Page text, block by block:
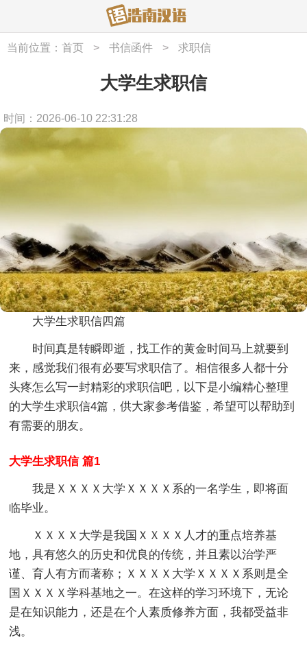
当前位置： 首页 > 书信函件 > 求职信
大学生求职信
时间：2026-06-10 22:31:28
大学生求职信四篇
时间真是转瞬即逝，找工作的黄金时间马上就要到
来，感觉我们很有必要写求职信了。相信很多人都十分
头疼怎么写一封精彩的求职信吧，以下是小编精心整理
的大学生求职信4篇，供大家参考借鉴，希望可以帮助到
有需要的朋友。
大学生求职信 篇1
我是ＸＸＸＸ大学ＸＸＸＸ系的一名学生，即将面
临毕业。
ＸＸＸＸ大学是我国ＸＸＸＸ人才的重点培养基
地，具有悠久的历史和优良的传统，并且素以治学严
谨、育人有方而著称；ＸＸＸＸ大学ＸＸＸＸ系则是全
国ＸＸＸＸ学科基地之一。在这样的学习环境下，无论
是在知识能力，还是在个人素质修养方面，我都受益非
浅。